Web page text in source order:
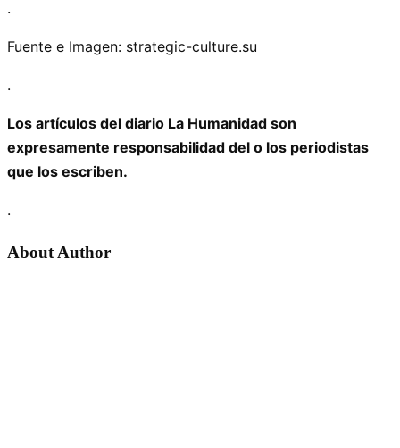
.
Fuente e Imagen: strategic-culture.su
.
Los artículos del diario La Humanidad son
expresamente responsabilidad del o los periodistas
que los escriben.
.
About Author